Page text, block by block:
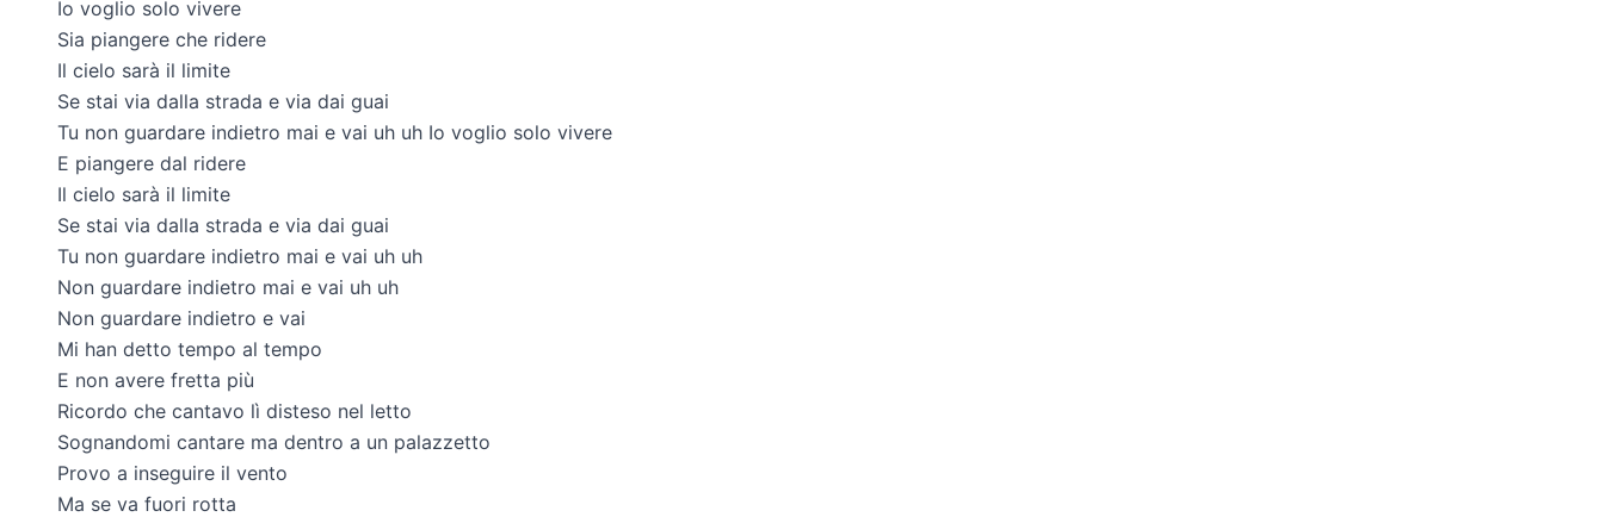
Io voglio solo vivere
Sia piangere che ridere
Il cielo sarà il limite
Se stai via dalla strada e via dai guai
Tu non guardare indietro mai e vai uh uh Io voglio solo vivere
E piangere dal ridere
Il cielo sarà il limite
Se stai via dalla strada e via dai guai
Tu non guardare indietro mai e vai uh uh
Non guardare indietro mai e vai uh uh
Non guardare indietro e vai
Mi han detto tempo al tempo
E non avere fretta più
Ricordo che cantavo lì disteso nel letto
Sognandomi cantare ma dentro a un palazzetto
Provo a inseguire il vento
Ma se va fuori rotta